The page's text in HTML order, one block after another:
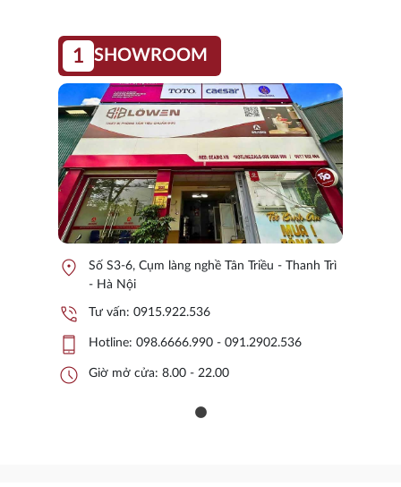
1 SHOWROOM
location_on
Số S3-6, Cụm làng nghề Tân Triều - Thanh Trì
- Hà Nội
phone_in_talk Tư vấn: 0915.922.536
phone_iphone Hotline: 098.6666.990 - 091.2902.536
schedule Giờ mở cửa: 8.00 - 22.00